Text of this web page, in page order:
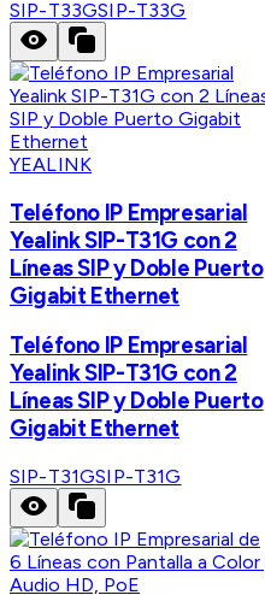
SIP-T33GSIP-T33G
YEALINK
Teléfono IP Empresarial
Yealink SIP-T31G con 2
Líneas SIP y Doble Puerto
Gigabit Ethernet
Teléfono IP Empresarial
Yealink SIP-T31G con 2
Líneas SIP y Doble Puerto
Gigabit Ethernet
SIP-T31GSIP-T31G